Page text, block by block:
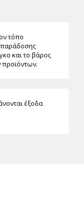
τόπο
παράδοσης
και το βάρος
προϊόντων.
έξοδα